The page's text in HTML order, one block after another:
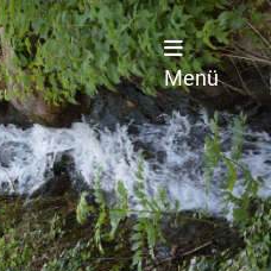
Menü